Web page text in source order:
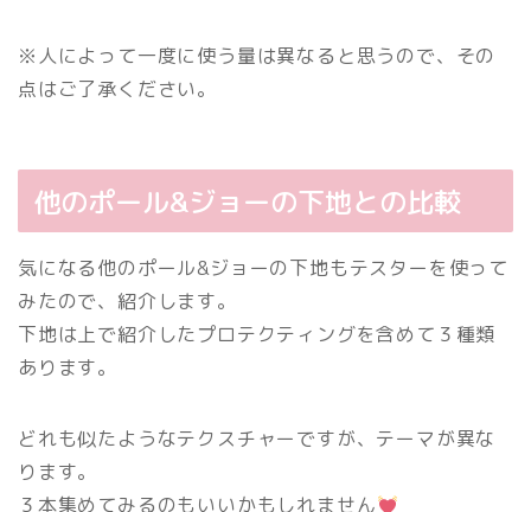
※人によって一度に使う量は異なると思うので、その
点はご了承ください。
他のポール&ジョーの下地との比較
気になる他のポール&ジョーの下地もテスターを使って
みたので、紹介します。
下地は上で紹介したプロテクティングを含めて３種類
あります。
どれも似たようなテクスチャーですが、テーマが異な
ります。
３本集めてみるのもいいかもしれません